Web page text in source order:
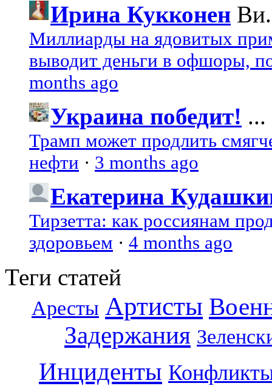
Ирина Кукконен
Миллиарды на ядовитых
выводит деньги в офшоры,
months ago
Украина победит! ...
Трамп может продлить
нефти · 3 months ago
Екатерина
Тирзетта: как россиянам
здоровьем · 4 months ago
Теги статей
Аресты Артисты
Задержания
Инциденты